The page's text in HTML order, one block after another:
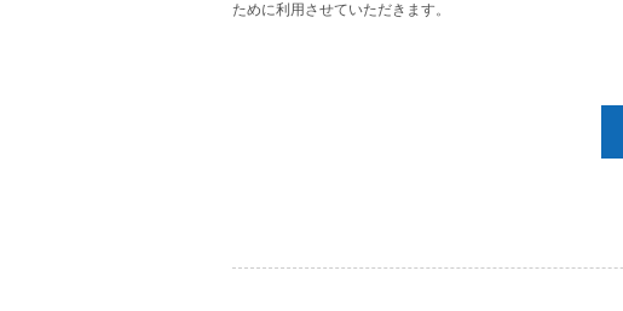
ために利用させていただきます。